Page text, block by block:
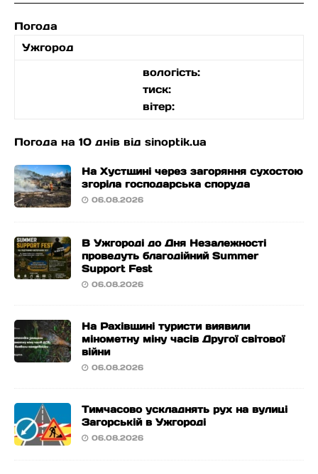
Погода
Ужгород
вологість:
тиск:
вітер:
Погода на 10 днів від sinoptik.ua
На Хустщині через загоряння сухостою
згоріла господарська споруда
06.08.2026
В Ужгороді до Дня Незалежності
проведуть благодійний Summer
Support Fest
06.08.2026
На Рахівщині туристи виявили
мінометну міну часів Другої світової
війни
06.08.2026
Тимчасово ускладнять рух на вулиці
Загорській в Ужгороді
06.08.2026